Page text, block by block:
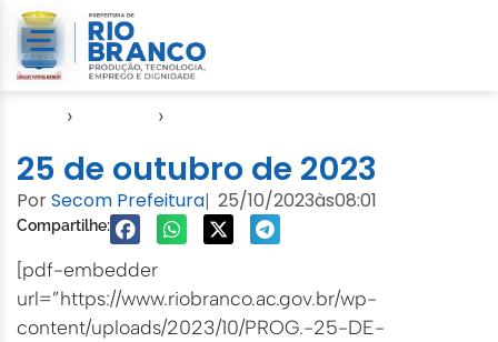
› ›
25 de outubro de 2023
PorSecom Prefeitura| 25/10/2023às08:01
Compartilhe:
[pdf-embedder
url=”https://www.riobranco.ac.gov.br/wp-
content/uploads/2023/10/PROG.-25-DE-